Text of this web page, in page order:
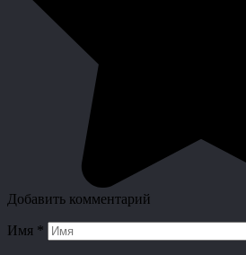
Добавить комментарий
Имя *